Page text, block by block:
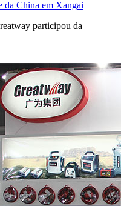
da China em Xangai
participou da